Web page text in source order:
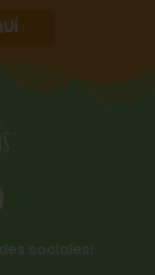
sociales!